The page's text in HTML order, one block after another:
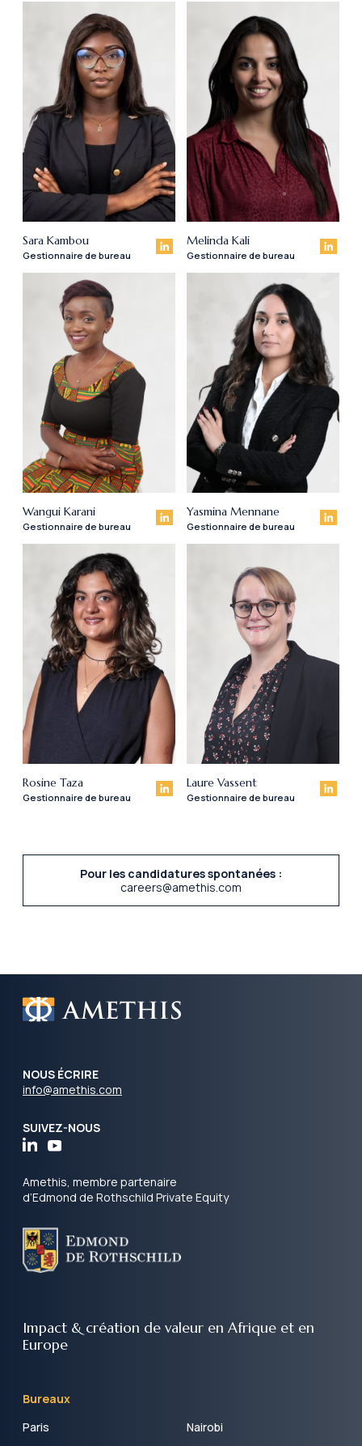
Sara Kambou
Gestionnaire de bureau
Melinda Kali
Gestionnaire de bureau
Wangui Karani
Gestionnaire de bureau
Yasmina Mennane
Gestionnaire de bureau
Rosine Taza
Gestionnaire de bureau
Laure Vassent
Gestionnaire de bureau
Pour les candidatures spontanées :
careers@amethis.com
NOUS ÉCRIRE
info@amethis.com
SUIVEZ-NOUS
Amethis, membre partenaire
d’Edmond de Rothschild Private Equity
Impact & création de valeur en Afrique et en
Europe
Bureaux
Paris
Nairobi